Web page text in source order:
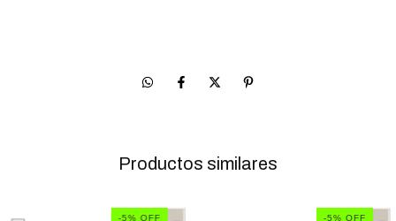
Productos similares
-5% OFF -5% OFF